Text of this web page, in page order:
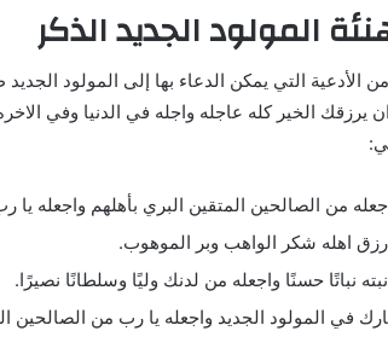
المولود الجديد الذكر
الأدعية التي يمكن الدعاء بها إلى المولود
يرزقك الخير كله عاجله واجله في الدنيا وفي
من الصالحين المتقين البري بأهلهم واجعله
اهله شكر الواهب وبر الموهوب.
نباتًا حسنًا واجعله من لدنك وليًا وسلطانًا نصيرًا.
في المولود الجديد واجعله يا رب من الصالحين